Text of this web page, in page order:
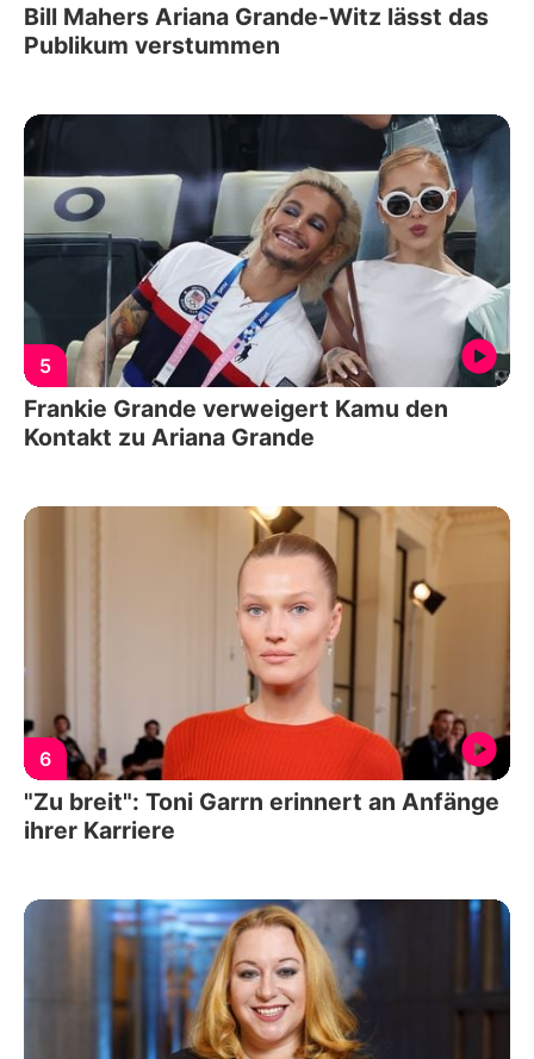
Bill Mahers Ariana Grande-Witz lässt das
Publikum verstummen
5
Frankie Grande verweigert Kamu den
Kontakt zu Ariana Grande
6
"Zu breit": Toni Garrn erinnert an Anfänge
ihrer Karriere